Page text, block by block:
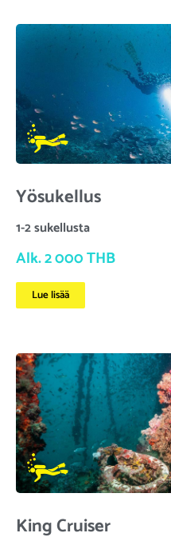
Yösukellus
1-2 sukellusta
Alk. 2 000 THB
Lue lisää
King Cruiser